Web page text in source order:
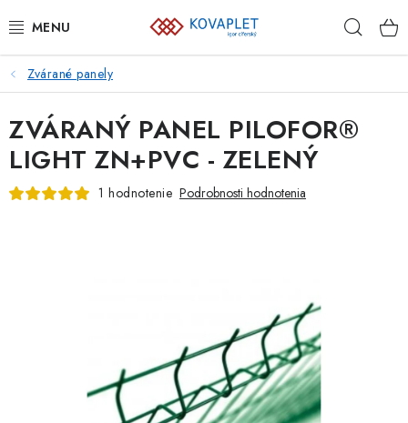
na
PLETIVÁ
BRÁNY A BRÁNKY
GABIÓNY
PRVKY NAJVYŠŠEJ OCHRANY
TIENIACE PRVKY
Zvárané panely
ZVÁRANÝ PANEL PILOFOR®
LIGHT ZN+PVC - ZELENÝ
1 hodnotenie Podrobnosti hodnotenia